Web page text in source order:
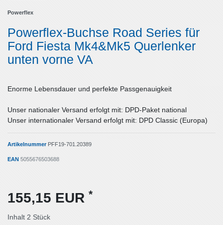
Powerflex
Powerflex-Buchse Road Series für
Ford Fiesta Mk4&Mk5 Querlenker
unten vorne VA
Enorme Lebensdauer und perfekte Passgenauigkeit
Unser nationaler Versand erfolgt mit: DPD-Paket national
Unser internationaler Versand erfolgt mit: DPD Classic (Europa)
Artikelnummer PFF19-701.20389
EAN 5055676503688
155,15 EUR *
Inhalt 2 Stück